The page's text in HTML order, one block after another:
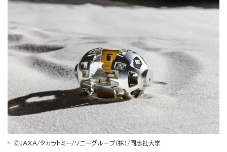
🄫JAXA/タカラトミー/ソニーグループ（株）/同志社大学